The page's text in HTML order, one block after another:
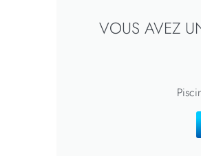
VOUS AVEZ